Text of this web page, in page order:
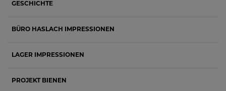
GESCHICHTE
BÜRO HASLACH IMPRESSIONEN
LAGER IMPRESSIONEN
PROJEKT BIENEN